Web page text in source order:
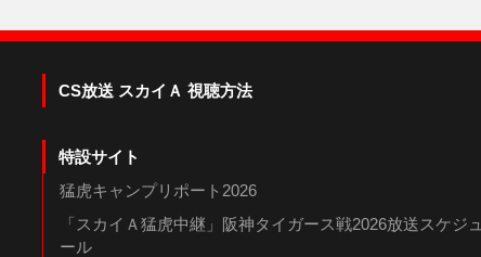
CS放送 スカイＡ 視聴方法
特設サイト
猛虎キャンプリポート2026
「スカイＡ猛虎中継」阪神タイガース戦2026放送スケジュ
ール